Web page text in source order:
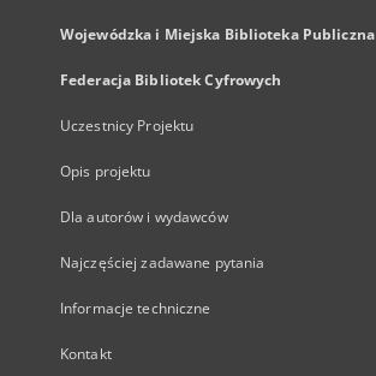
Wojewódzka i Miejska Biblioteka Publiczna
Federacja Bibliotek Cyfrowych
Uczestnicy Projektu
Opis projektu
Dla autorów i wydawców
Najczęściej zadawane pytania
Informacje techniczne
Kontakt